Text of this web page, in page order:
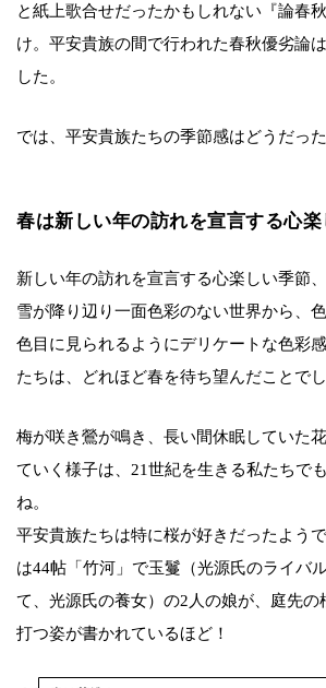
と紙上歌合せだったかもしれない『論春
け。平安貴族の間で行われた春秋優劣論
した。
では、平安貴族たちの季節感はどうだっ
春は新しい年の訪れを宣言する心
新しい年の訪れを宣言する心楽しい季節
雪が降り辺り一面色彩のない世界から、
色目に見られるようにデリケートな色彩
たちは、どれほど春を待ち望んだことでし
梅が咲き鶯が鳴き、長い間休眠していた
ていく様子は、21世紀を生きる私たちで
ね。
平安貴族たちは特に桜が好きだったよう
は44帖「竹河」で玉鬘（光源氏のライバ
て、光源氏の養女）の2人の娘が、庭先の
打つ姿が書かれているほど！